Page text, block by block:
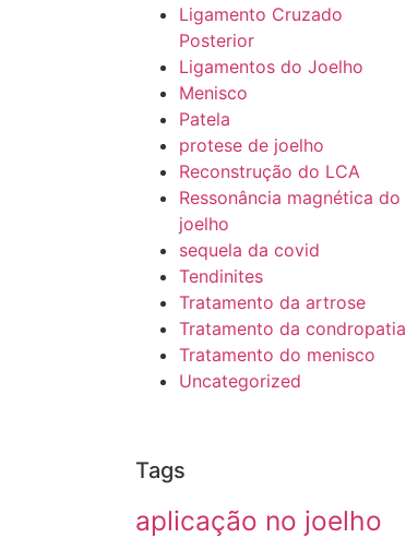
Ligamento Cruzado
Posterior
Ligamentos do Joelho
Menisco
Patela
protese de joelho
Reconstrução do LCA
Ressonância magnética do
joelho
sequela da covid
Tendinites
Tratamento da artrose
Tratamento da condropatia
Tratamento do menisco
Uncategorized
Tags
aplicação no joelho